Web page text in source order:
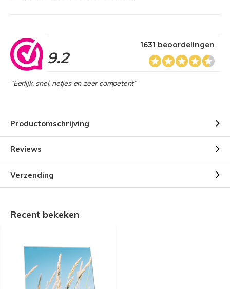
9.2
1631 beoordelingen
“Eerlijk, snel, netjes en zeer competent”
Productomschrijving
Reviews
Verzending
Recent bekeken